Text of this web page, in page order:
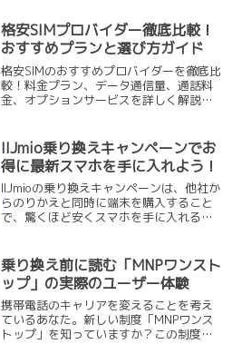
格安SIMプロバイダー徹底比較！
おすすめプランと選び方ガイド
格安SIMのおすすめプロバイダーを徹底比
較！料金プラン、データ通信量、通話料
金、オプションサービスを詳しく解説。
IIJmio乗り換えキャンペーンでお
得に最新スマホを手に入れよう！
IIJmioの乗り換えキャンペーンは、他社か
らのりかえと同時に端末を購入すること
で、驚くほど安くスマホを手に入れるこ
どのスマホを選ぶのがベストかについて
詳しく解説します...
乗り換え前に読む「MNPワンスト
ップ」の実際のユーザー体験
携帯電話のキャリアを変えることを考え
ているあなた。新しい制度「MNPワンス
トップ」を知っていますか？この制度を